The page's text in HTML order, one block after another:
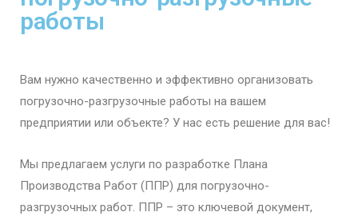
работы
Вам нужно качественно и эффективно организовать
погрузочно-разгрузочные работы на вашем
предприятии или объекте? У нас есть решение для вас!
Мы предлагаем услуги по разработке Плана
Производства Работ (ППР) для погрузочно-
разгрузочных работ. ППР – это ключевой документ,